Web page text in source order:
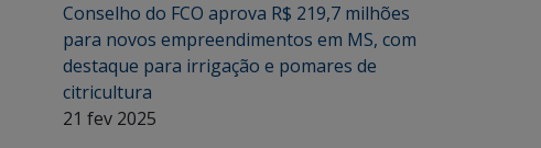
Conselho do FCO aprova R$ 219,7 milhões
para novos empreendimentos em MS, com
destaque para irrigação e pomares de
citricultura
21 fev 2025